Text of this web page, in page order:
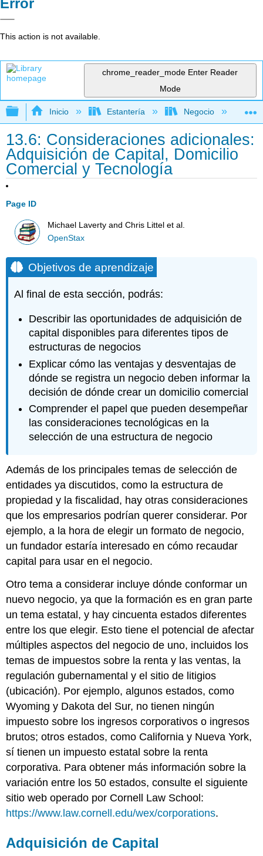
Error
This action is not available.
chrome_reader_mode Enter Reader
Mode
Expandir/contraer jerarquía global
Inicio Estantería Negocio
13.6: Consideraciones adicionales:
Adquisición de Capital, Domicilio
Comercial y Tecnología
Page ID
Michael Laverty and Chris Littel et al.
OpenStax
Objetivos de aprendizaje
Al final de esta sección, podrás:
Describir las oportunidades de adquisición de
capital disponibles para diferentes tipos de
estructuras de negocios
Explicar cómo las ventajas y desventajas de
dónde se registra un negocio deben informar la
decisión de dónde crear un domicilio comercial
Comprender el papel que pueden desempeñar
las consideraciones tecnológicas en la
selección de una estructura de negocio
Además de los principales temas de selección de
entidades ya discutidos, como la estructura de
propiedad y la fiscalidad, hay otras consideraciones
que los empresarios podrían querer considerar. Por
ejemplo, a la hora de elegir un formato de negocio,
un fundador estaría interesado en cómo recaudar
capital para usar en el negocio.
Otro tema a considerar incluye dónde conformar un
nuevo negocio, ya que la formación es en gran parte
un tema estatal, y hay cincuenta estados diferentes
entre los que elegir. Esto tiene el potencial de afectar
múltiples aspectos del negocio de uno, incluidos los
temas de impuestos sobre la renta y las ventas, la
regulación gubernamental y el sitio de litigios
(ubicación). Por ejemplo, algunos estados, como
Wyoming y Dakota del Sur, no tienen ningún
impuesto sobre los ingresos corporativos o ingresos
brutos; otros estados, como California y Nueva York,
sí tienen un impuesto estatal sobre la renta
corporativa. Para obtener más información sobre la
variación entre los 50 estados, consulte el siguiente
sitio web operado por Cornell Law School:
https://www.law.cornell.edu/wex/corporations.
Adquisición de Capital